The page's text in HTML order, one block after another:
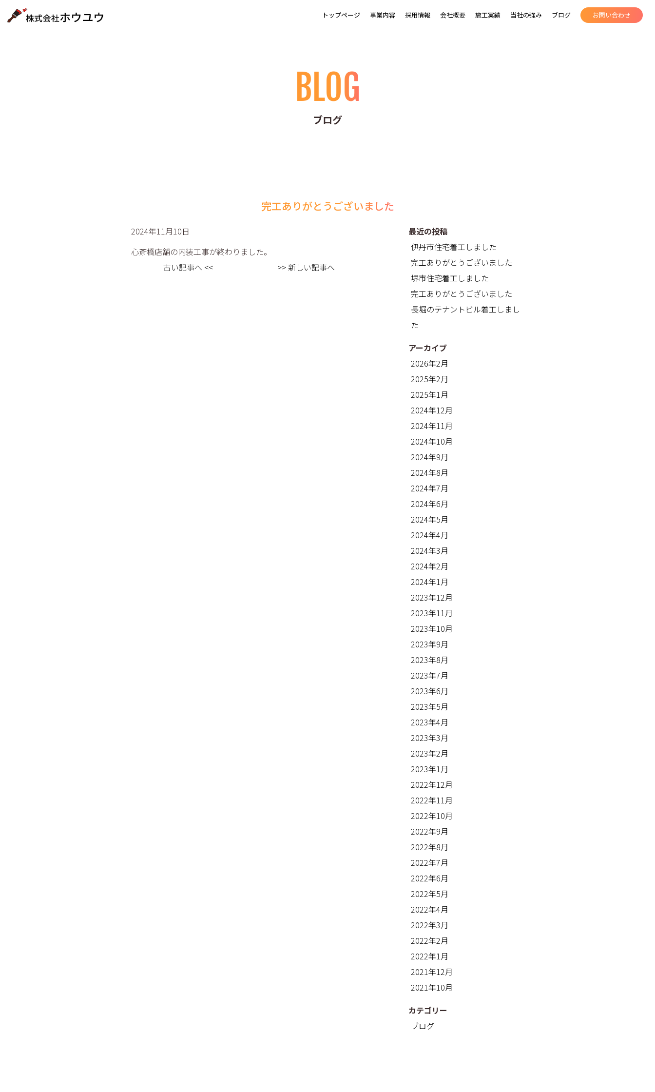
トップページ 事業内容 採用情報 会社概要 施工実績 当社の強み ブログ お問い合わせ
BLOG
ブログ
完工ありがとうございました
2024年11月10日
心斎橋店舗の内装工事が終わりました。
古い記事へ <<
>> 新しい記事へ
最近の投稿
伊丹市住宅着工しました
完工ありがとうございました
堺市住宅着工しました
完工ありがとうございました
長堀のテナントビル着工しまし
た
アーカイブ
2026年2月
2025年2月
2025年1月
2024年12月
2024年11月
2024年10月
2024年9月
2024年8月
2024年7月
2024年6月
2024年5月
2024年4月
2024年3月
2024年2月
2024年1月
2023年12月
2023年11月
2023年10月
2023年9月
2023年8月
2023年7月
2023年6月
2023年5月
2023年4月
2023年3月
2023年2月
2023年1月
2022年12月
2022年11月
2022年10月
2022年9月
2022年8月
2022年7月
2022年6月
2022年5月
2022年4月
2022年3月
2022年2月
2022年1月
2021年12月
2021年10月
カテゴリー
ブログ